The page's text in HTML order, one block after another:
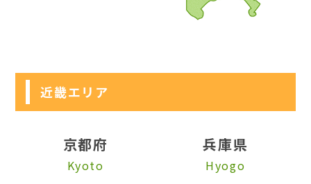
近畿エリア
京都府
Kyoto
兵庫県
Hyogo